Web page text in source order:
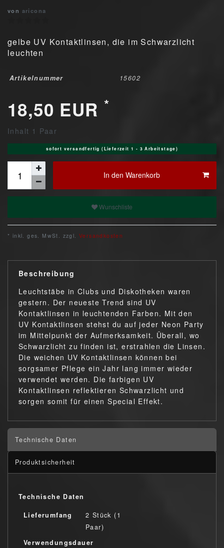
von aricona
gelbe UV Kontaktlinsen, die im Schwarzlicht
leuchten
Artikelnummer 15602
18,50 EUR *
Inhalt 1 Paar
sofort versandfertig (Lieferzeit 1 - 3 Arbeitstage)
In den Warenkorb
Wunschliste
* inkl. ges. MwSt. zzgl. Versandkosten
Beschreibung
Leuchtstäbe in Clubs und Diskotheken waren
gestern. Der neueste Trend sind UV
Kontaktlinsen in leuchtenden Farben. Mit den
UV Kontaktlinsen stehst du auf jeder Neon Party
im Mittelpunkt der Aufmerksamkeit. Überall, wo
Schwarzlicht zu finden ist, erstrahlen die Linsen.
Die weichen UV Kontaktlinsen können bei
sorgsamer Pflege ein Jahr lang immer wieder
verwendet werden. Die farbigen UV
Kontaktlinsen reflektieren Schwarzlicht und
sorgen somit für einen Special Effekt.
Technische Daten
Produktsicherheit
Technische Daten
Lieferumfang
2 Stück (1
Paar)
Verwendungsdauer